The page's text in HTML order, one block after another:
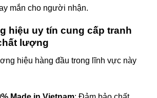
mắn cho người nhận.
hiệu uy tín cung cấp tranh
lượng
hiệu hàng đầu trong lĩnh vực này